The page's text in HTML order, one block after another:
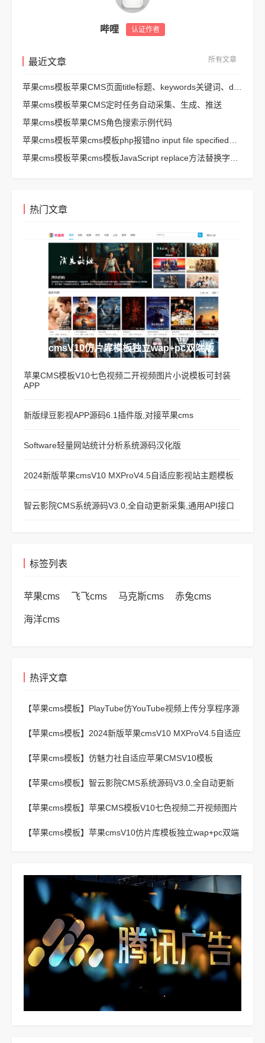
哔哩 认证作者
最近文章 所有文章
苹果cms模板苹果CMS页面title标题、keywords关键词、description描述SEO优化
苹果cms模板苹果CMS定时任务自动采集、生成、推送
苹果cms模板苹果CMS角色搜索示例代码
苹果cms模板苹果cms模板php报错no input file specified解决方法
苹果cms模板苹果cms模板JavaScript replace方法替换字符串空格方法
热门文章
苹果cmsV10仿片库模板独立wap+pc双端版
苹果CMS模板V10七色视频二开视频图片小说模板可封装
APP
新版绿豆影视APP源码6.1插件版,对接苹果cms
Software轻量网站统计分析系统源码汉化版
2024新版苹果cmsV10 MXProV4.5自适应影视站主题模板
智云影院CMS系统源码V3.0,全自动更新采集,通用API接口
标签列表
苹果cms 飞飞cms 马克斯cms 赤兔cms
海洋cms
热评文章
【苹果cms模板】 PlayTube仿YouTube视频上传分享程序源
【苹果cms模板】 2024新版苹果cmsV10 MXProV4.5自适应
【苹果cms模板】 仿魅力社自适应苹果CMSV10模板
【苹果cms模板】 智云影院CMS系统源码V3.0,全自动更新
【苹果cms模板】 苹果CMS模板V10七色视频二开视频图片
【苹果cms模板】 苹果cmsV10仿片库模板独立wap+pc双端